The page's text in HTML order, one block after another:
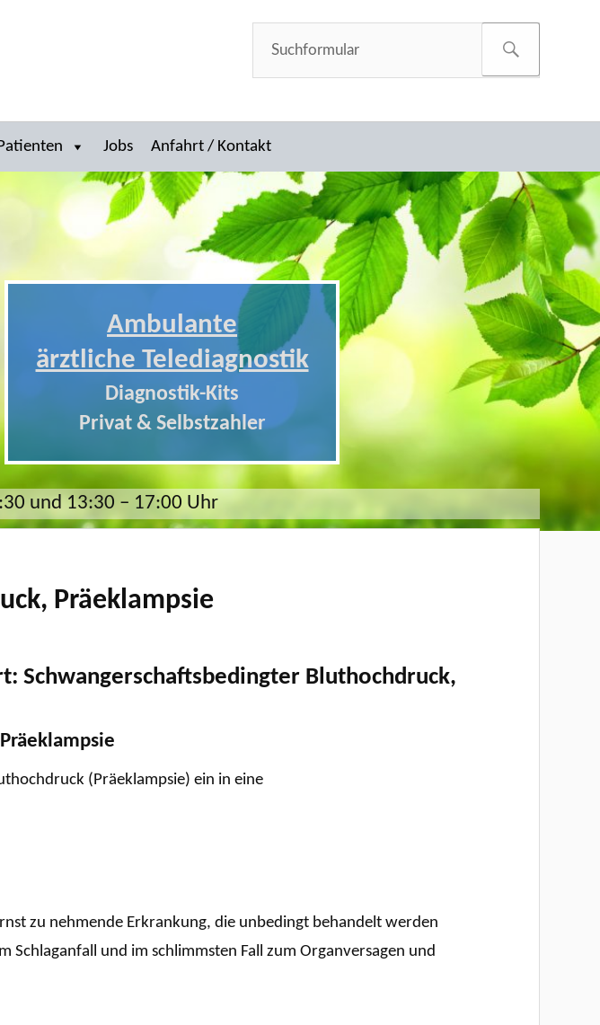
Jobs Anfahrt / Kontakt
Ambulante
ärztliche Telediagnostik
Diagnostik-Kits
Privat & Selbstzahler
und 13:30 – 17:00 Uhr
Präeklampsie
Schwangerschaftsbedingter Bluthochdruck,
(Präeklampsie) ein in eine
zu nehmende Erkrankung, die unbedingt behandelt werden
Schlaganfall und im schlimmsten Fall zum Organversagen und